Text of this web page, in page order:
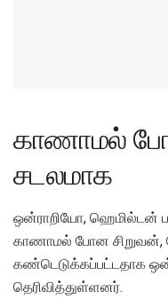
காணாமல்
சடலமாக
ஒன்ராறியோ, ஹெமில்டன்
காணாமல் போன சிறுவன்,
கண்டெடுக்கப்பட்டதாக
தெரிவித்துள்ளனர்.